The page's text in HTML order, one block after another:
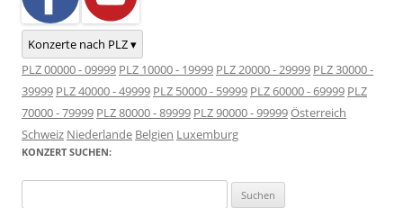
Konzerte nach PLZ ▾
PLZ 00000 - 09999 PLZ 10000 - 19999 PLZ 20000 - 29999 PLZ 30000 -
39999 PLZ 40000 - 49999 PLZ 50000 - 59999 PLZ 60000 - 69999 PLZ
70000 - 79999 PLZ 80000 - 89999 PLZ 90000 - 99999Österreich
Schweiz Niederlande Belgien Luxemburg
KONZERT SUCHEN: